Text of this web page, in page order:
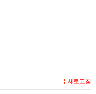
새로고침